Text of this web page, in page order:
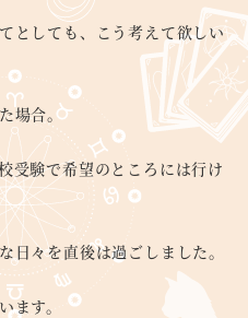
としても、こう考えて欲しい
場合。
受験で希望のところには行け
日々を直後は過ごしました。
ます。